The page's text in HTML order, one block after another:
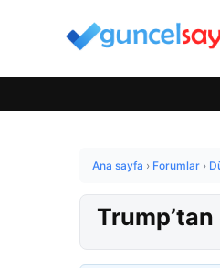
Ana sayfa › Forumlar ›
Trump’tan